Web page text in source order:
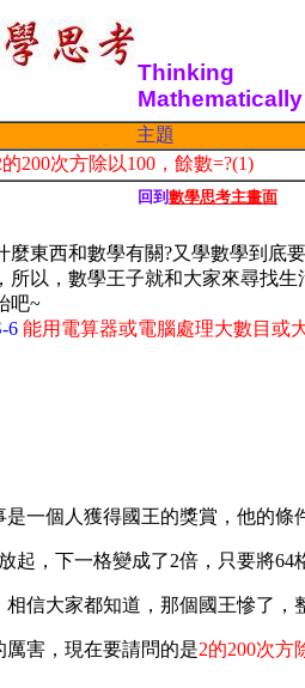
Thinking
Mathematically
主題
是一個人獲得國王的獎賞，他的條
起，下一格變成了2倍，只要將64
相信大家都知道，那個國王慘了，
害，現在要請問的是2的200次方
麼東西和數學有關?又學數學到底
所以，數學王子就和大家來尋找生
吧~
6 能用電算器或電腦處理大數目或
的200次方除以100，餘數=?(1)
回到 數學思考主畫面